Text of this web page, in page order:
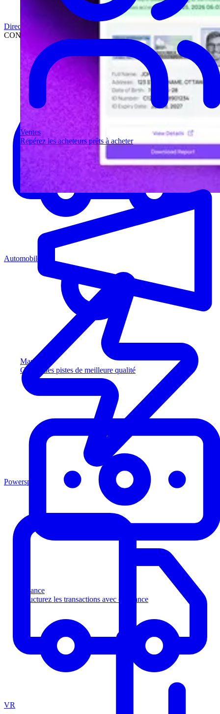
Ventes
Repérez les acheteurs prêts à acheter
Marketing
Captez des pistes de meilleure qualité
Finance
Structurez les transactions avec confiance
Direction
CONCESSIONNAIRES
Automobile
Powersports
VR